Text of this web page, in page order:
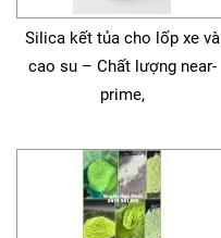
Silica kết tủa cho lốp xe và
cao su – Chất lượng near-
prime,